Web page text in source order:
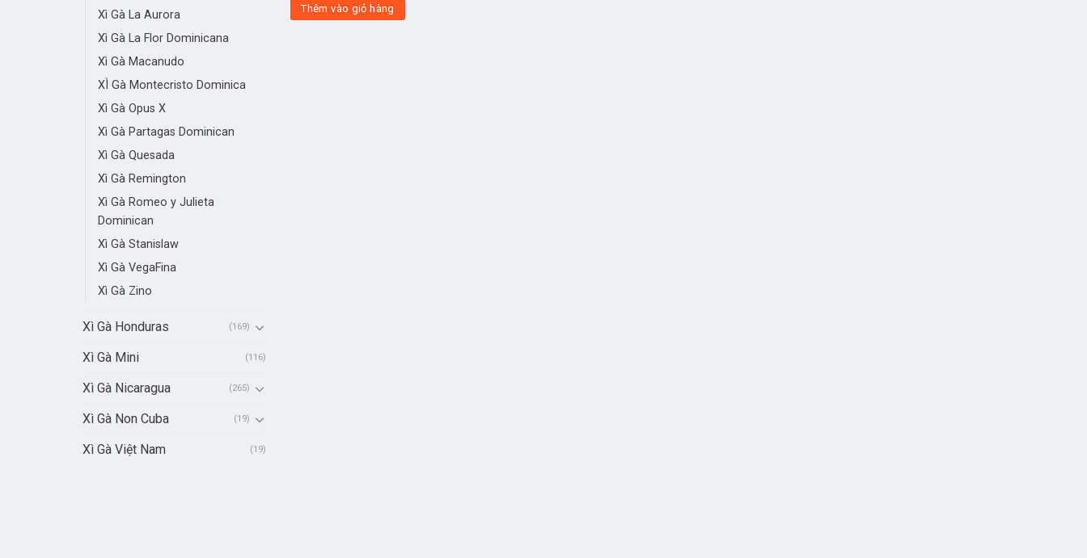
Xì Gà La Aurora
Xì Gà La Flor Dominicana
Xì Gà Macanudo
XÌ Gà Montecristo Dominica
Xì Gà Opus X
Xì Gà Partagas Dominican
Xì Gà Quesada
Xì Gà Remington
Xì Gà Romeo y Julieta
Dominican
Xì Gà Stanislaw
Xì Gà VegaFina
Xì Gà Zino
Xì Gà Honduras (169)
Xì Gà Mini (116)
Xì Gà Nicaragua (265)
Xì Gà Non Cuba (19)
Xì Gà Việt Nam (19)
Thêm vào giỏ hàng